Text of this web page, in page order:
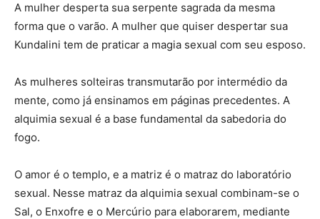
A mulher desperta sua serpente sagrada da mesma
forma que o varão. A mulher que quiser despertar sua
Kundalini tem de praticar a magia sexual com seu esposo.
As mulheres solteiras transmutarão por intermédio da
mente, como já ensinamos em páginas precedentes. A
alquimia sexual é a base fundamental da sabedoria do
fogo.
O amor é o templo, e a matriz é o matraz do laboratório
sexual. Nesse matraz da alquimia sexual combinam-se o
Sal, o Enxofre e o Mercúrio para elaborarem, mediante